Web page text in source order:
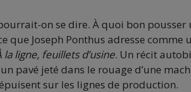
on se dire. À quoi bon
que Joseph Ponthus adresse
la ligne, feuillets d’usine. Un récit
pavé jeté dans le rouage d’une
sur les lignes de production.